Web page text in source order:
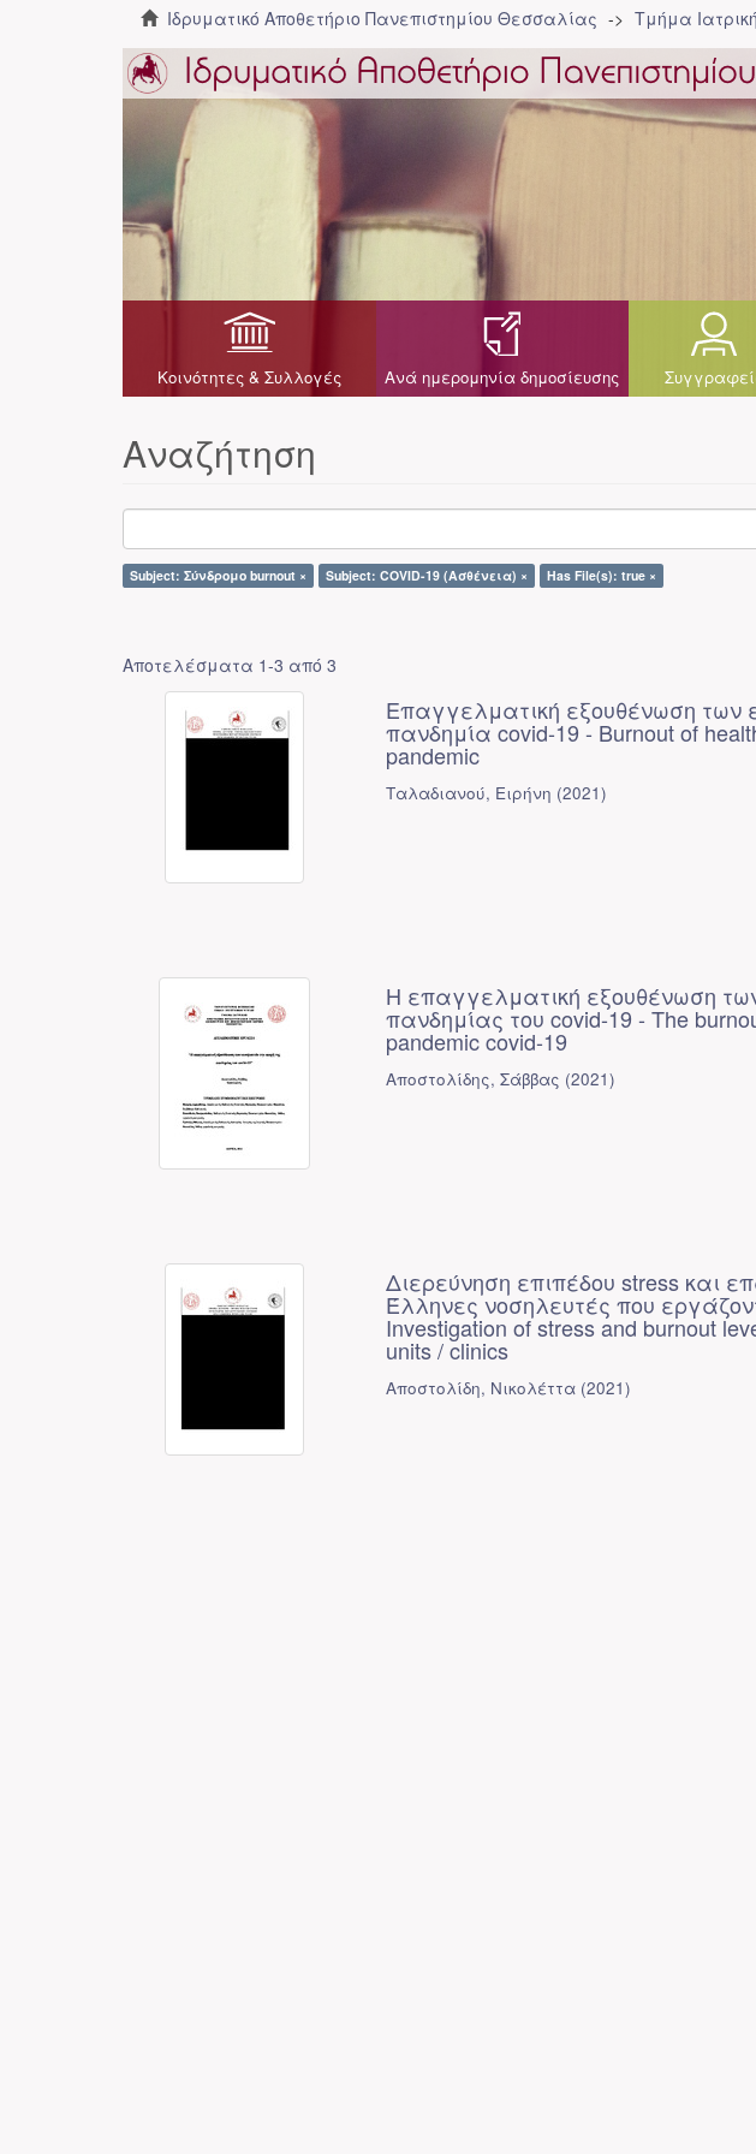
Ιδρυματικό Αποθετήριο Πανεπιστημίου Θεσσαλίας Τμήμα
Κοινότητες & Συλλογές Ανά ημερομηνία δημοσίευσης
Αναζήτηση
Subject: Σύνδρομο burnout × Subject: COVID-19 (Ασθένεια) × Has File(s): true ×
Αποτελέσματα 1-3 από 3
Επαγγελματική εξουθένωση των
πανδημία covid-19 - Burnout of
pandemic
Ταλαδιανού, Ειρήνη (2021)
Η επαγγελματική εξουθένωση
πανδημίας του covid-19 - The
pandemic covid-19
Αποστολίδης, Σάββας (2021)
Διερεύνηση επιπέδου stress και
Έλληνες νοσηλευτές που
Investigation of stress and burnout
units / clinics
Αποστολίδη, Νικολέττα (2021)